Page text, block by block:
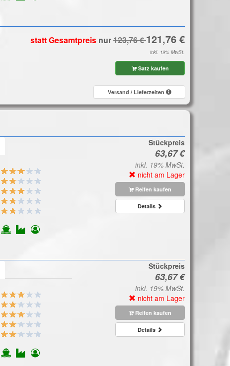
statt Gesamtpreis nur
inkl. 19% MwSt.
Satz kaufen
Versand / Lieferzeiten
Stückpreis
inkl. 19% MwSt.
nicht am Lager
Reifen kaufen
Details
Stückpreis
inkl. 19% MwSt.
nicht am Lager
Reifen kaufen
Details